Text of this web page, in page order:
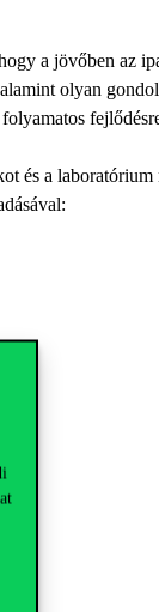
a jövőben az
olyan
és a laboratórium